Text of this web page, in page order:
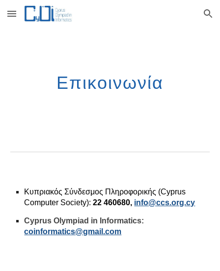
Skip to main content Skip to navigation
Επικοινωνία
Κυπριακός Σύνδεσμος Πληροφορικής (Cyprus
Cοmputer Society): 22 460680, info@ccs.org.cy
coinformatics@gmail.com